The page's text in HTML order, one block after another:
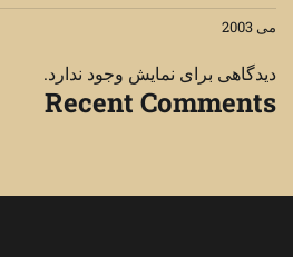
می 2003
دیدگاهی برای نمایش وجود ندارد.
Recent Comments